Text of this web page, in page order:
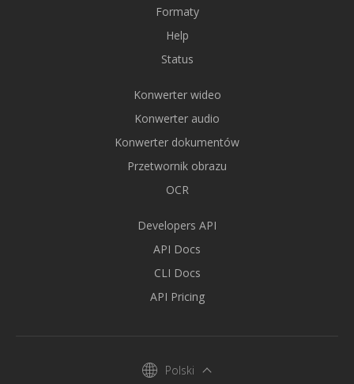
Formaty
Help
Status
Konwerter wideo
Konwerter audio
Konwerter dokumentów
Przetwornik obrazu
OCR
Developers API
API Docs
CLI Docs
API Pricing
Polski